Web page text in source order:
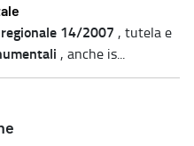
14/2007 , tutela e
, anche is...